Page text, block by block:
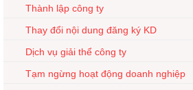
Thành lập công ty
Thay đổi nội dung đăng ký KD
Dịch vụ giải thể công ty
Tạm ngừng hoạt động doanh nghiệp